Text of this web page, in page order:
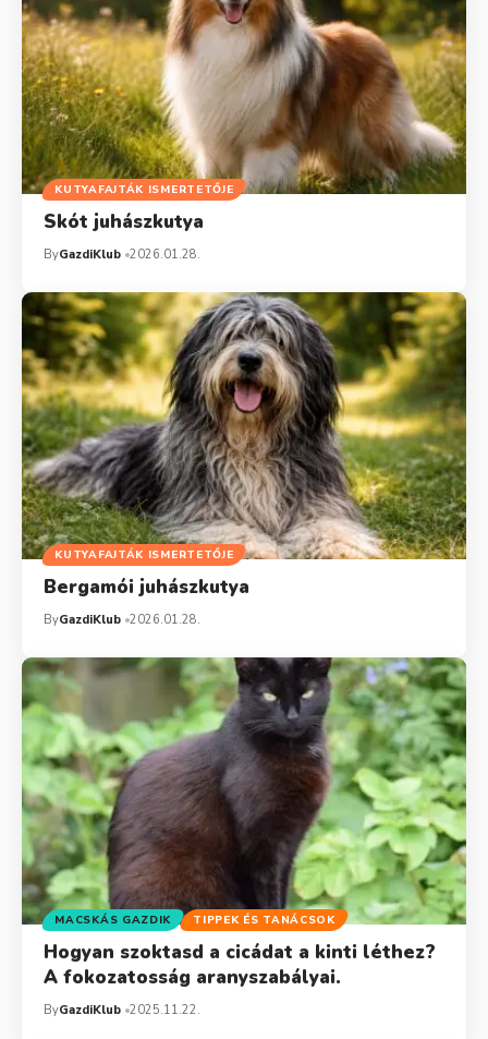
KUTYAFAJTÁK ISMERTETŐJE
Skót juhászkutya
ByGazdiKlub 2026.01.28.
KUTYAFAJTÁK ISMERTETŐJE
Bergamói juhászkutya
ByGazdiKlub 2026.01.28.
MACSKÁS GAZDIK TIPPEK ÉS TANÁCSOK
Hogyan szoktasd a cicádat a kinti léthez?
A fokozatosság aranyszabályai.
ByGazdiKlub 2025.11.22.